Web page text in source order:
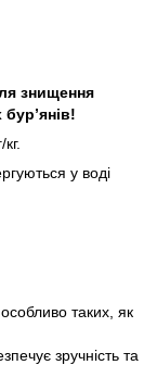
знищення
у воді
таких, як
зручність та